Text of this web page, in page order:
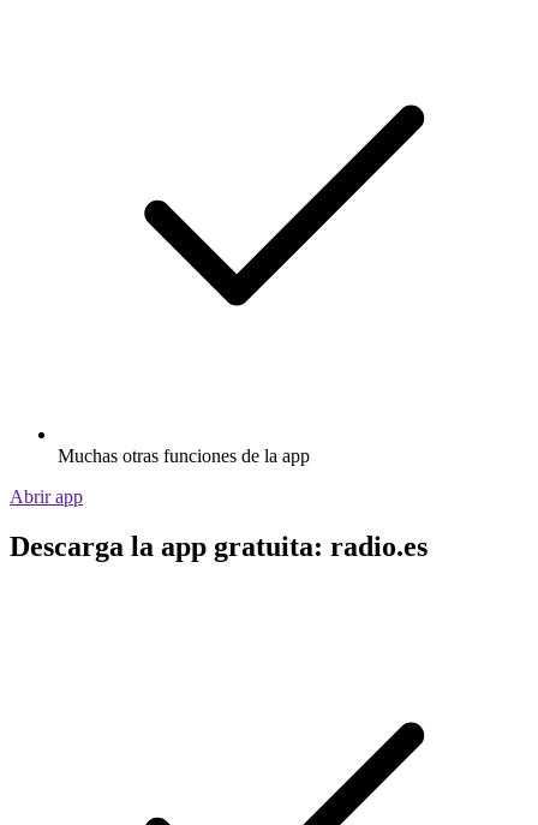
Muchas otras funciones de la app
Abrir app
Descarga la app gratuita: radio.es